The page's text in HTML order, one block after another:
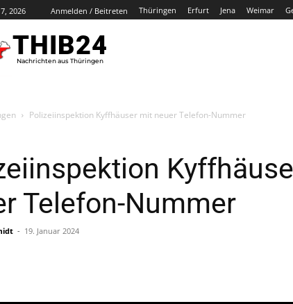
2026 Anmelden / Beitreten Thüringen Erfurt Jena Weimar
THIB24
Nachrichten aus Thüringen
Polizeiinspektion Kyffhäuser mit neuer Telefon-Nummer
Telefon-Nummer
- 19. Januar 2024